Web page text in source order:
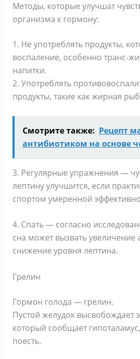
Методы, которые улучшат
организма к гормону:
1. Не употреблять продукты,
воспаление, особенно транс-
напитки.
2. Употреблять
продукты, такие как жирная
Смотрите также: Рецепт
антибиотиком на основе
3. Регулярные упражнения —
лептину улучшится, если
спортом умеренной
4. Спать — согласно
сна может вызвать увеличение
снижение уровня лептина.
Грелин
Гормон голода — грелин.
Пустой желудок высвобождает
который сообщает
поесть.